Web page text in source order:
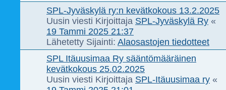
SPL-Jyväskylä ry:n kevätkokous 13.2.2025
Uusin viesti Kirjoittaja SPL-Jyväskylä Ry «
19 Tammi 2025 21:37
Lähetetty Sijainti: Alaosastojen tiedotteet
SPL Itäuusimaa Ry sääntömääräinen
kevätkokous 25.02.2025
Uusin viesti Kirjoittaja SPL-Itäuusimaa ry «